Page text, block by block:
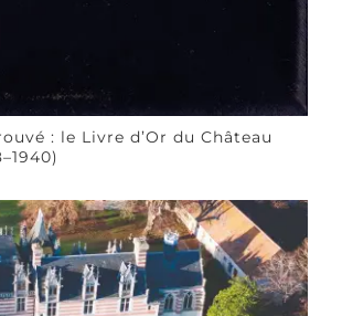
: le Livre d’Or du Château